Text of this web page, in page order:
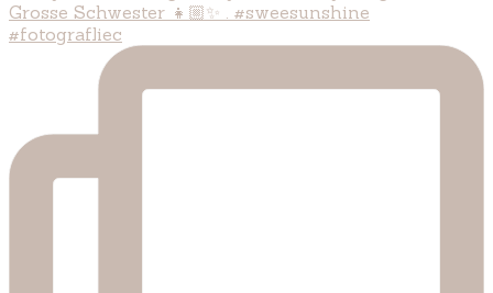
Grosse Schwester 👧🏼✨ . #sweesunshine
#fotografliec